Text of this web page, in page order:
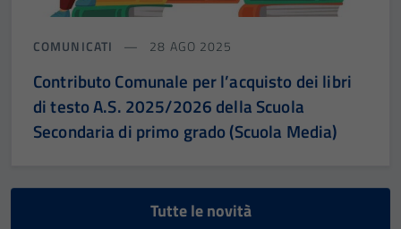
COMUNICATI 28 AGO 2025
Contributo Comunale per l’acquisto dei libri
di testo A.S. 2025/2026 della Scuola
Secondaria di primo grado (Scuola Media)
Tutte le novità